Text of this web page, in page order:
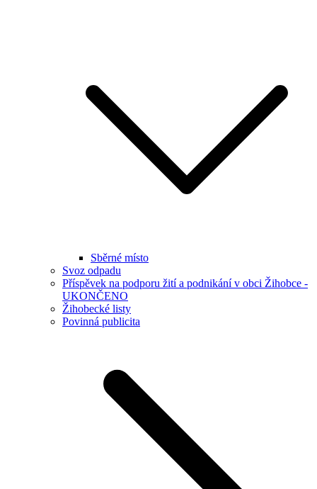
Sběrné místo
Svoz odpadu
Příspěvek na podporu žití a podnikání v obci Žihobce -
UKONČENO
Žihobecké listy
Povinná publicita